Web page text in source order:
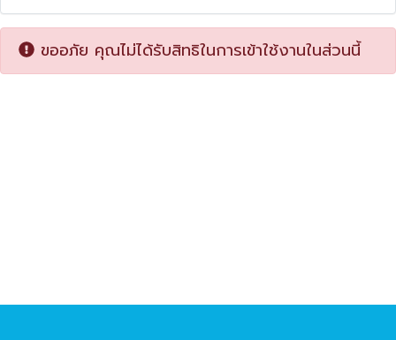
ขออภัย คุณไม่ได้รับสิทธิในการเข้าใช้งานในส่วนนี้